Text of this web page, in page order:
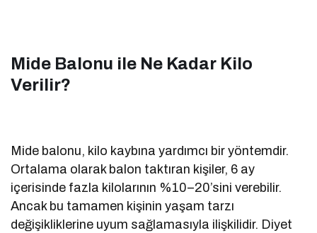
Mide Balonu ile Ne Kadar Kilo
Verilir?
Mide balonu, kilo kaybına yardımcı bir yöntemdir.
Ortalama olarak balon taktıran kişiler, 6 ay
içerisinde fazla kilolarının %10–20’sini verebilir.
Ancak bu tamamen kişinin yaşam tarzı
değişikliklerine uyum sağlamasıyla ilişkilidir. Diyet